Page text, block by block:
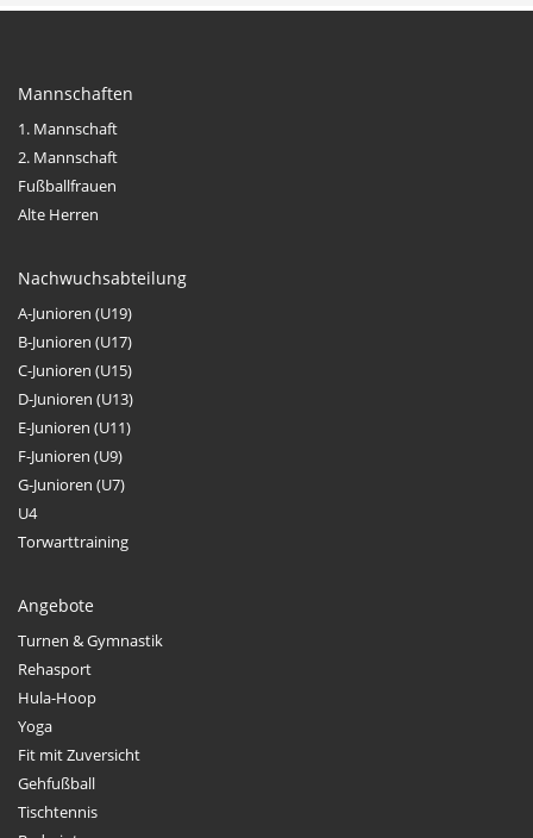
Mannschaften
1. Mannschaft
2. Mannschaft
Fußballfrauen
Alte Herren
Nachwuchsabteilung
A-Junioren (U19)
B-Junioren (U17)
C-Junioren (U15)
D-Junioren (U13)
E-Junioren (U11)
F-Junioren (U9)
G-Junioren (U7)
U4
Torwarttraining
Angebote
Turnen & Gymnastik
Rehasport
Hula-Hoop
Yoga
Fit mit Zuversicht
Gehfußball
Tischtennis